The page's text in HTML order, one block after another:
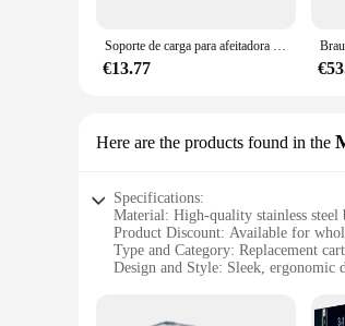
Soporte de carga para afeitadora Braun compatible con afeitadoras eléctricas Bruan Series 5/6/7
€13.77
Here are the products found in the
Specifications:
Material: High-quality stainless steel
Product Discount: Available for
Type and Category: Replacement
Design and Style: Sleek, ergonomic
Typical Adaptive Scenario: Suitable
Shape or Size or Weight or